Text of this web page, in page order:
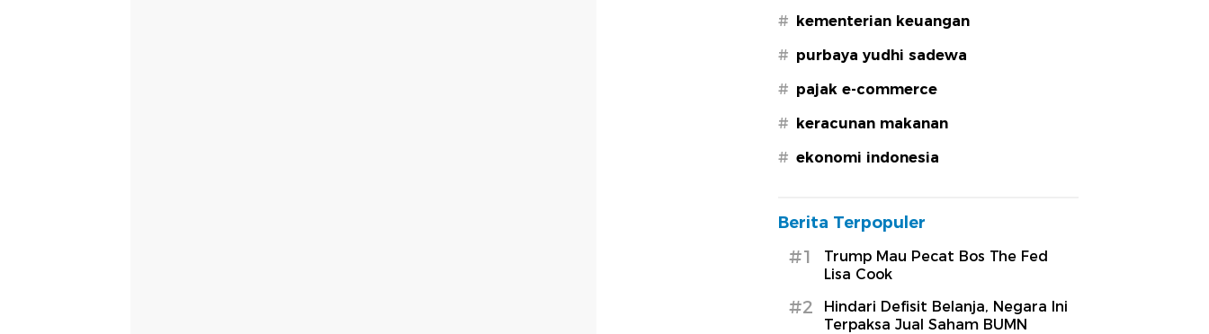
# kementerian keuangan
# purbaya yudhi sadewa
# pajak e-commerce
# keracunan makanan
# ekonomi indonesia
Berita Terpopuler
#1
Trump Mau Pecat Bos The Fed
Lisa Cook
#2
Hindari Defisit Belanja, Negara Ini
Terpaksa Jual Saham BUMN